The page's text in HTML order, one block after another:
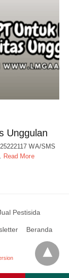
Unggulan
WA/SMS
Read More
Pestisida
Beranda